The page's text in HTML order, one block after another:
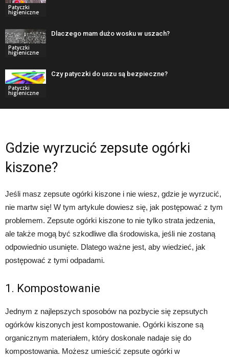
Patyczki
higieniczne
Patyczki
higieniczne
Dlaczego mam dużo wosku w uszach?
Patyczki
higieniczne
Czy patyczki do uszu są bezpieczne?
Gdzie wyrzucić zepsute ogórki
kiszone?
Jeśli masz zepsute ogórki kiszone i nie wiesz, gdzie je wyrzucić,
nie martw się! W tym artykule dowiesz się, jak postępować z tym
problemem. Zepsute ogórki kiszone to nie tylko strata jedzenia,
ale także mogą być szkodliwe dla środowiska, jeśli nie zostaną
odpowiednio usunięte. Dlatego ważne jest, aby wiedzieć, jak
postępować z tymi odpadami.
1. Kompostowanie
Jednym z najlepszych sposobów na pozbycie się zepsutych
ogórków kiszonych jest kompostowanie. Ogórki kiszone są
organicznym materiałem, który doskonale nadaje się do
kompostowania. Możesz umieścić zepsute ogórki w